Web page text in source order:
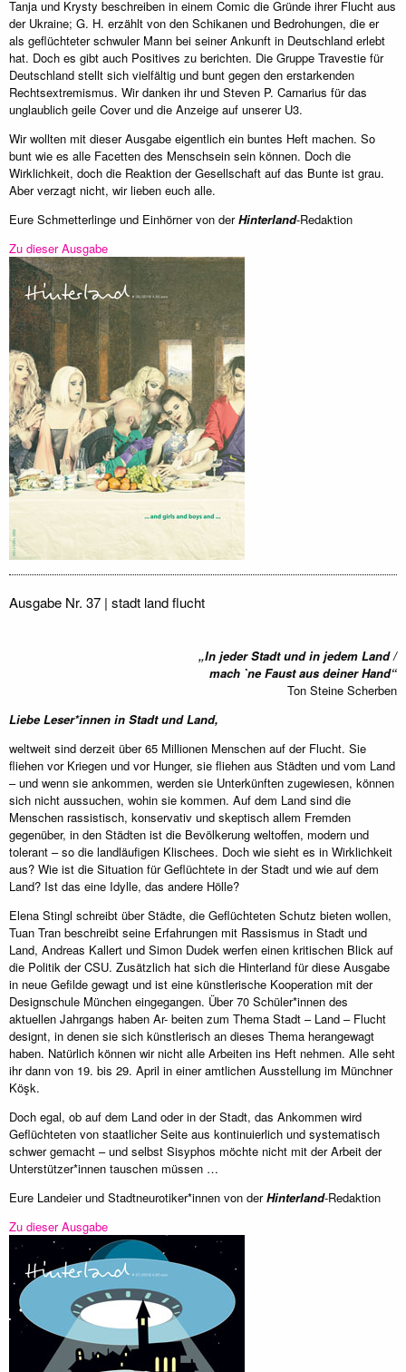
Tanja und Krysty beschreiben in einem Comic die Gründe ihrer Flucht aus
der Ukraine; G. H. erzählt von den Schikanen und Bedrohungen, die er
als geflüchteter schwuler Mann bei seiner Ankunft in Deutschland erlebt
hat. Doch es gibt auch Positives zu berichten. Die Gruppe Travestie für
Deutschland stellt sich vielfältig und bunt gegen den erstarkenden
Rechtsextremismus. Wir danken ihr und Steven P. Carnarius für das
unglaublich geile Cover und die Anzeige auf unserer U3.
Wir wollten mit dieser Ausgabe eigentlich ein buntes Heft machen. So
bunt wie es alle Facetten des Menschsein sein können. Doch die
Wirklichkeit, doch die Reaktion der Gesellschaft auf das Bunte ist grau.
Aber verzagt nicht, wir lieben euch alle.
Eure Schmetterlinge und Einhörner von derHinterland-Redaktion
Zu dieser Ausgabe
Ausgabe Nr. 37 | stadt land flucht
„In jeder Stadt und in jedem Land /
mach `ne Faust aus deiner Hand“
Ton Steine Scherben
Liebe Leser*innen in Stadt und Land,
weltweit sind derzeit über 65 Millionen Menschen auf der Flucht. Sie
fliehen vor Kriegen und vor Hunger, sie fliehen aus Städten und vom Land
– und wenn sie ankommen, werden sie Unterkünften zugewiesen, können
sich nicht aussuchen, wohin sie kommen. Auf dem Land sind die
Menschen rassistisch, konservativ und skeptisch allem Fremden
gegenüber, in den Städten ist die Bevölkerung weltoffen, modern und
tolerant – so die landläufigen Klischees. Doch wie sieht es in Wirklichkeit
aus? Wie ist die Situation für Geflüchtete in der Stadt und wie auf dem
Land? Ist das eine Idylle, das andere Hölle?
Elena Stingl schreibt über Städte, die Geflüchteten Schutz bieten wollen,
Tuan Tran beschreibt seine Erfahrungen mit Rassismus in Stadt und
Land, Andreas Kallert und Simon Dudek werfen einen kritischen Blick auf
die Politik der CSU. Zusätzlich hat sich die Hinterland für diese Ausgabe
in neue Gefilde gewagt und ist eine künstlerische Kooperation mit der
Designschule München eingegangen. Über 70 Schüler*innen des
aktuellen Jahrgangs haben Ar- beiten zum Thema Stadt – Land – Flucht
designt, in denen sie sich künstlerisch an dieses Thema herangewagt
haben. Natürlich können wir nicht alle Arbeiten ins Heft nehmen. Alle seht
ihr dann von 19. bis 29. April in einer amtlichen Ausstellung im Münchner
Köşk.
Doch egal, ob auf dem Land oder in der Stadt, das Ankommen wird
Geflüchteten von staatlicher Seite aus kontinuierlich und systematisch
schwer gemacht – und selbst Sisyphos möchte nicht mit der Arbeit der
Unterstützer*innen tauschen müssen …
Eure Landeier und Stadtneurotiker*innen von derHinterland-Redaktion
Zu dieser Ausgabe